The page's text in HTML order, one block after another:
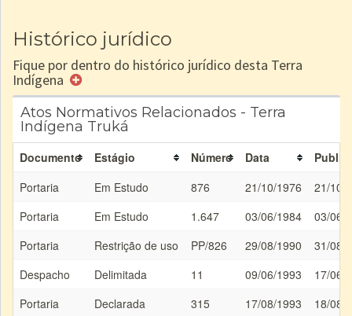
Histórico jurídico
Fique por dentro do histórico jurídico desta Terra
Indígena
Atos Normativos Relacionados - Terra
Indígena Truká
Documento Estágio Número Data
Portaria
Em Estudo 876 21/10/1976
21/10/
Portaria
Em Estudo 1.647 03/06/1984
03/06/
Portaria
Restrição de uso PP/826 29/08/1990
31/08/
Despacho
Delimitada 11 09/06/1993
17/06/
Portaria
Declarada 315 17/08/1993 18/08/